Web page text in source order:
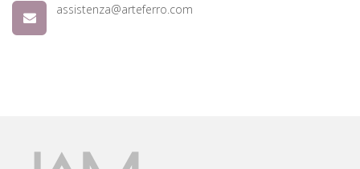
assistenza@arteferro.com